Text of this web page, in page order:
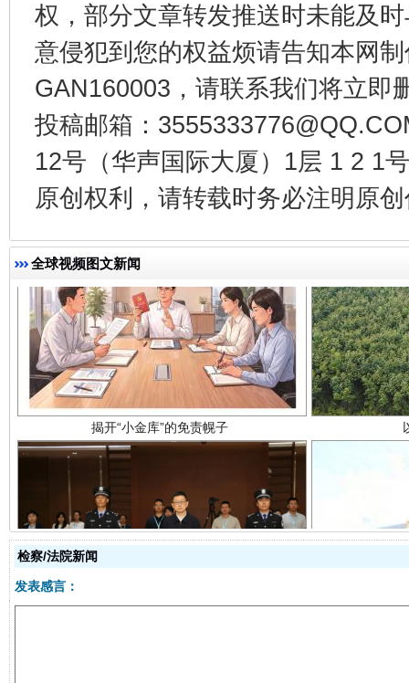
权，部分文章转发推送时未能及
意侵犯到您的权益烦请告知本网
GAN160003，请联系我们将立即
投稿邮箱：
12号（华声国际大厦）1层 1 2 1
原创权利，请转载时务必注明原
全球视频图文新闻
千年窑火 生生不息 一
揭开“小金库”的免责幌子
受贿1.44亿！段成刚被判无期
从幼
检察/法院新闻
发表感言：